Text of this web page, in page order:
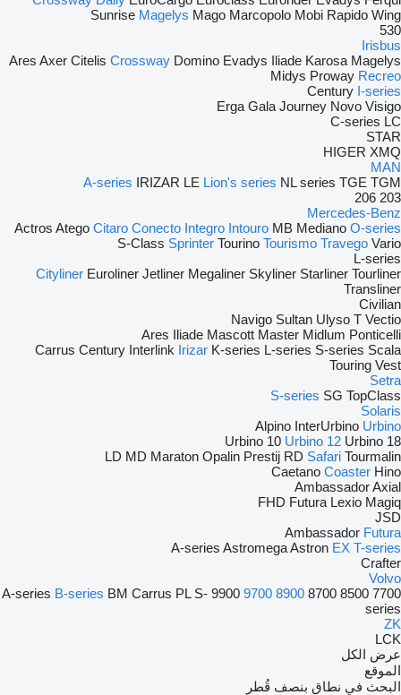
Sunrise Magelys Mago Marcopolo Mobi Rapido Wing
530
Irisbus
Ares Axer Citelis Crossway Domino Evadys Iliade Karosa Magelys
Midys Proway Recreo
Century I-series
Erga Gala Journey Novo Visigo
C-series LC
STAR
HIGER XMQ
MAN
A-series IRIZAR LE Lion's series NL series TGE TGM
203
206
Mercedes-Benz
Actros Atego Citaro Conecto Integro Intouro MB Mediano O-series
S-Class Sprinter Tourino Tourismo Travego Vario
L-series
Cityliner Euroliner Jetliner Megaliner Skyliner Starliner Tourliner
Transliner
Civilian
Navigo Sultan Ulyso T Vectio
Ares Iliade Mascott Master Midlum Ponticelli
Carrus Century Interlink Irizar K-series L-series S-series Scala
Touring Vest
Setra
S-series SG TopClass
Solaris
Alpino InterUrbino Urbino
Urbino 10 Urbino 12 Urbino 18
LD MD Maraton Opalin Prestij RD Safari Tourmalin
Caetano Coaster Hino
AmbassadorAxial
FHD Futura Lexio Magiq
JSD
Ambassador Futura
A-series AstromegaAstron EX T-series
Crafter
Volvo
7700
8500
8700
8900
9700
9900
A-series B-series BM Carrus PL S-
series
ZK
LCK
عرض الكل
الموقع
البحث في نطاق بنصف قُطر